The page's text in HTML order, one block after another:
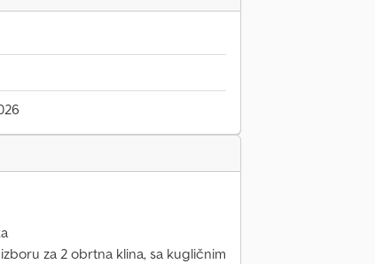
za 2 obrtna klina, sa kugličnim